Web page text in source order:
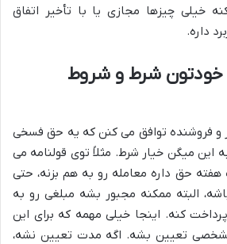
خیلی چیزها مجازی یا با تأخیر اتفاق
داره.
خودتون شرط و شروط
و فروشنده توافق می کنن که یه حق فسخی
این میگن خیار شرط. مثلاً توی قولنامه می
حق داره معامله رو به هم بزنه، حتی
البته ممکنه مجبور بشه مبلغی رو به
کنه. اینجا خیلی مهمه که برای این
تعیین بشه. اگه مدت تعیین نشه،